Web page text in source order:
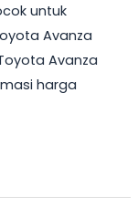
untuk
Avanza
Avanza
harga